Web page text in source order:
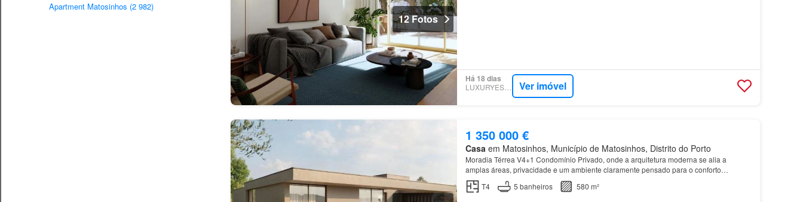
Apartment Matosinhos (2 982)
12 Fotos
Há 18 dias
LUXURYESTATE Ver imóvel
1 350 000 €
Casaem Matosinhos, Município de Matosinhos, Distrito do Porto
Moradia Térrea V4+1 Condomínio Privado, onde a arquitetura moderna se alia a
amplas áreas, privacidade e um ambiente claramente pensado para o conforto…
T4
5 banheiros 580 m²